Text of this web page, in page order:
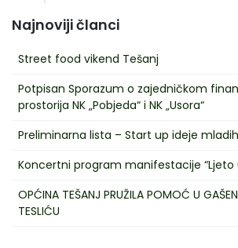
Najnoviji članci
Street food vikend Tešanj
Potpisan Sporazum o zajedničkom
prostorija NK „Pobjeda“ i NK „Usora“
Preliminarna lista – Start up ideje
Koncertni program manifestacije “Ljeto
OPĆINA TEŠANJ PRUŽILA POMOĆ U
TESLIĆU